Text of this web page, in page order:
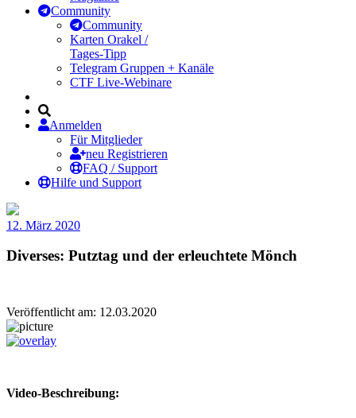
Community
Community
Karten Orakel /
Tages-Tipp
Telegram Gruppen + Kanäle
CTF Live-Webinare
Anmelden
Für Mitglieder
neu Registrieren
FAQ / Support
Hilfe und Support
12. März 2020
Diverses: Putztag und der erleuchtete Mönch
Veröffentlicht am: 12.03.2020
Video-Beschreibung: